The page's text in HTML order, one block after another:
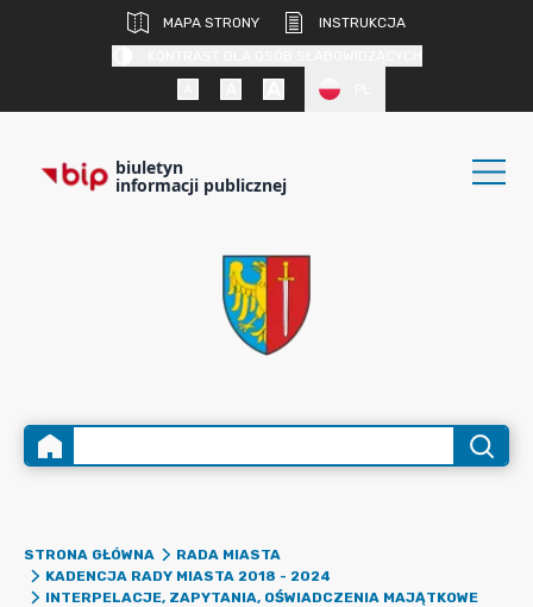
MAPA STRONY
INSTRUKCJA
biuletyn
informacji publicznej
STRONA GŁÓWNA
RADA MIASTA
KADENCJA RADY MIASTA 2018 - 2024
INTERPELACJE, ZAPYTANIA, OŚWIADCZENIA MAJĄTKOWE